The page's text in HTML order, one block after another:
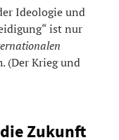
Ideologie und
ist nur
(Der Krieg und
Zukunft